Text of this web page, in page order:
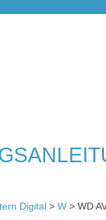
Digital > W > WD